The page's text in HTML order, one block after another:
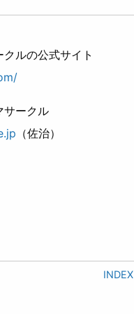
ルの公式サイト
サークル
（佐治）
INDEX